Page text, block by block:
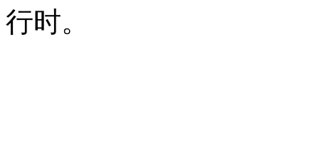
行时。